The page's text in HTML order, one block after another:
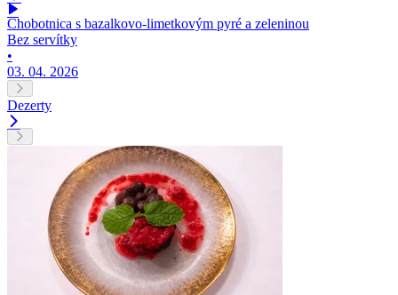
Chobotnica s bazalkovo-limetkovým pyré a zeleninou
Bez servítky
•
03. 04. 2026
Dezerty